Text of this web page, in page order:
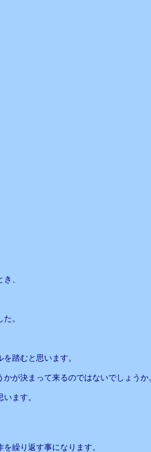
、
。
踏むと思います。
が決まって来るのではないでしょうか
ます。
繰り返す事になります。